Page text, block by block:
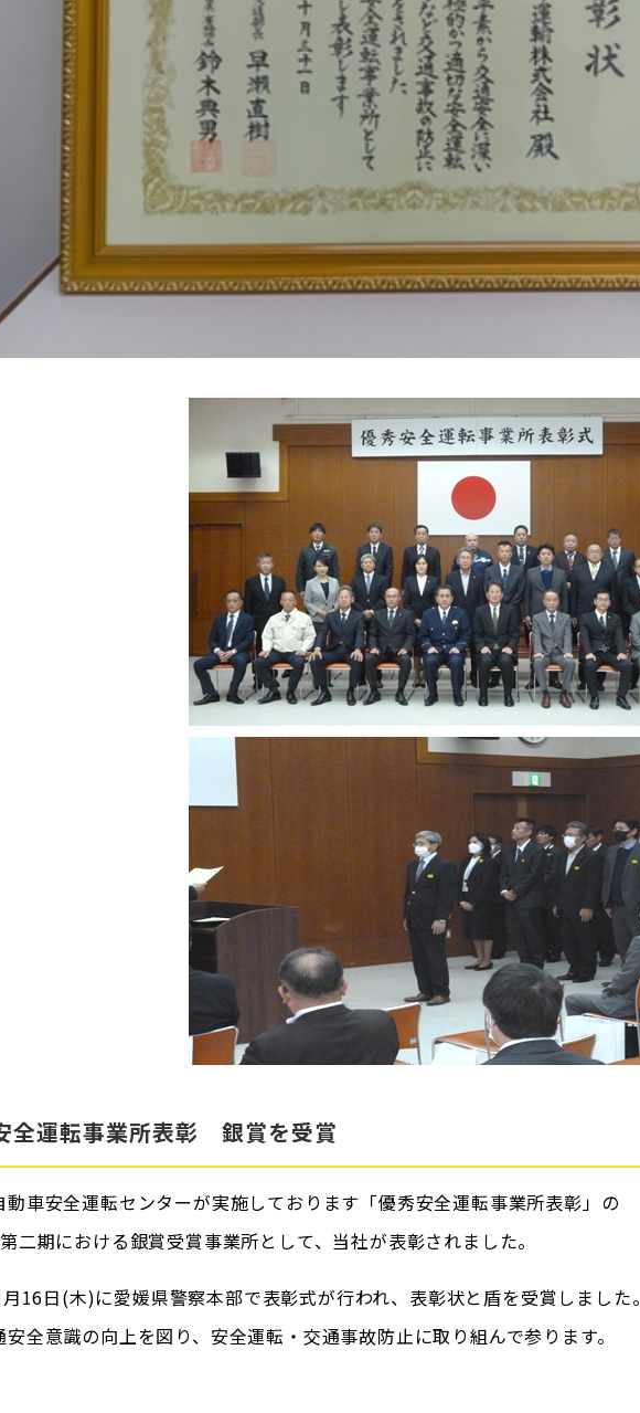
全運転事業所表彰 銀賞を受賞
動車安全運転センターが実施しております「優秀安全運転事業所表彰」の
二期における銀賞受賞事業所として、当社が表彰されました。
16日(木)に愛媛県警察本部で表彰式が行われ、表彰状と盾を受賞しました。
全意識の向上を図り、安全運転・交通事故防止に取り組んで参ります。